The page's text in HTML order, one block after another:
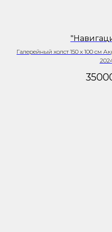
Галерейный холст 150 х 100 см